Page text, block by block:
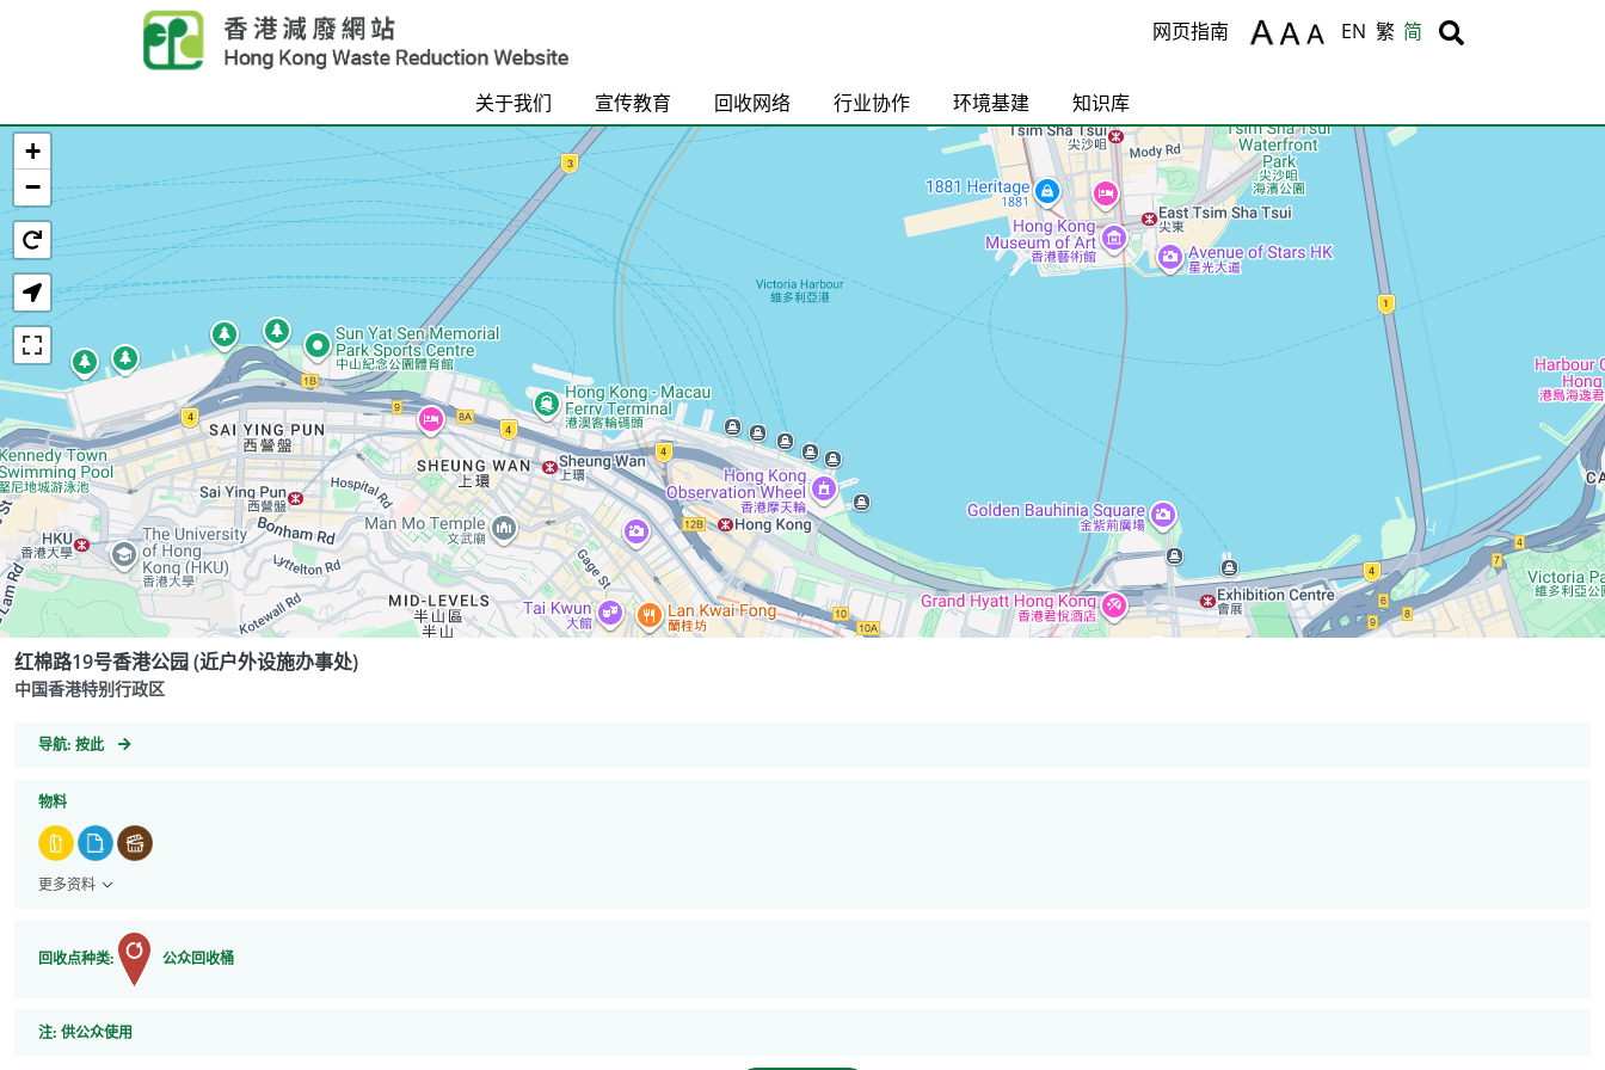
Skip to main content
Body
网页指南 EN 繁 简 Body
关于我们 宣传教育 回收网络 行业协作 环境基建 知识库
+
−
红棉路19号香港公园 (近户外设施办事处)
中国香港特别行政区
导航: GeoCoordinates
按此
物料
更多资料
回收点种类: 公众回收桶
注: 注
供公众使用